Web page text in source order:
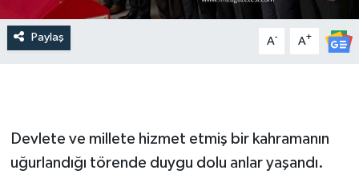
Paylaş A- A+
Devlete ve millete hizmet etmiş bir kahramanın
uğurlandığı törende duygu dolu anlar yaşandı.